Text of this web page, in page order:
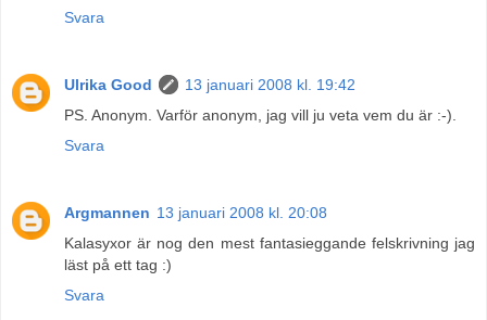
Svara
Ulrika Good
13 januari 2008 kl. 19:42
PS. Anonym. Varför anonym, jag vill ju veta vem du är :-).
Svara
Argmannen 13 januari 2008 kl. 20:08
Kalasyxor är nog den mest fantasieggande felskrivning jag
läst på ett tag :)
Svara